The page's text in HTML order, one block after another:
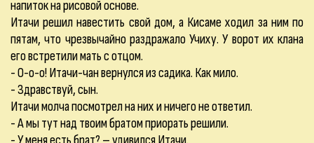
напиток на рисовой основе.
Итачи решил навестить свой дом, а Кисаме ходил за ним по
пятам, что чрезвычайно раздражало Учиху. У ворот их клана
его встретили мать с отцом.
- О-о-о! Итачи-чан вернулся из садика. Как мило.
- Здравствуй, сын.
Итачи молча посмотрел на них и ничего не ответил.
- А мы тут над твоим братом приорать решили.